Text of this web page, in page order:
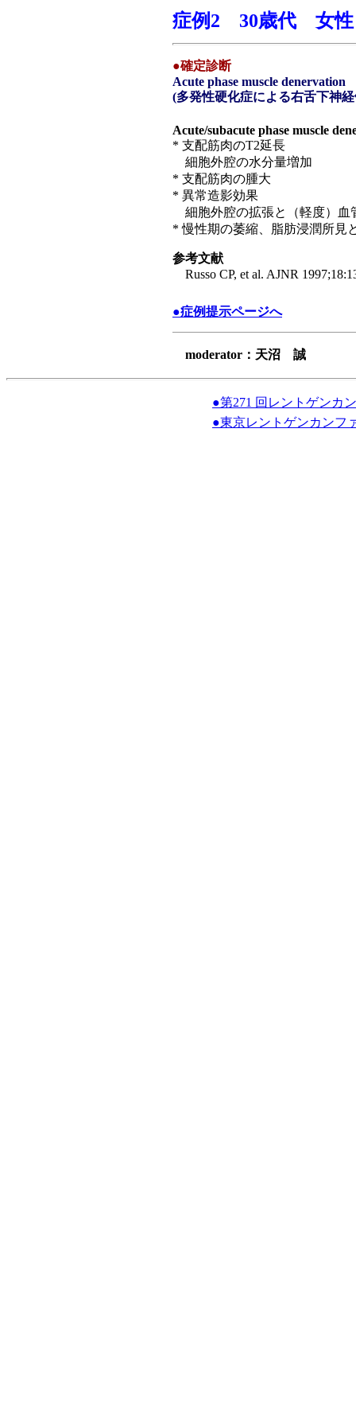
症例2 30歳代 女性
●確定診断
Acute phase muscle denervation
(多発性硬化症による右舌下神
Acute/subacute phase muscle
* 支配筋肉のT2延長
細胞外腔の水分量増加
* 支配筋肉の腫大
* 異常造影効果
細胞外腔の拡張と（軽度）血
* 慢性期の萎縮、脂肪浸潤所見
参考文献
Russo CP, et al. AJNR
●症例提示ページへ
moderator：天沼 誠
●第271 回レントゲンカ
●東京レントゲンカンフ